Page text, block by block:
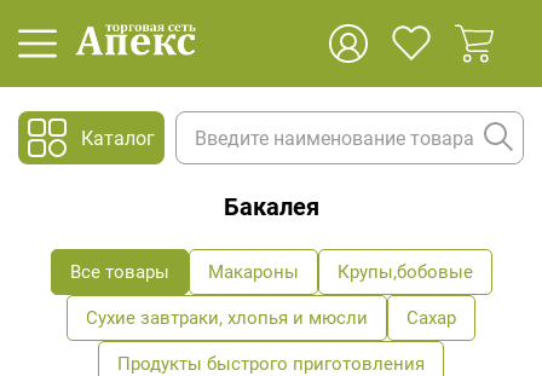
Каталог
Бакалея
Все товары Макароны Крупы,бобовые
Сухие завтраки, хлопья и мюсли Сахар
Продукты быстрого приготовления